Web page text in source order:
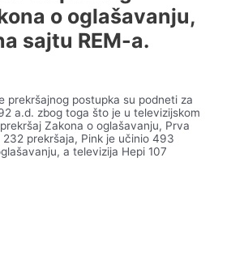
o oglašavanju,
sajtu REM-a.
prekršajnog postupka su podneti za
a.d. zbog toga što je u televizijskom
Zakona o oglašavanju, Prva
prekršaja, Pink je učinio 493
a televizija Hepi 107